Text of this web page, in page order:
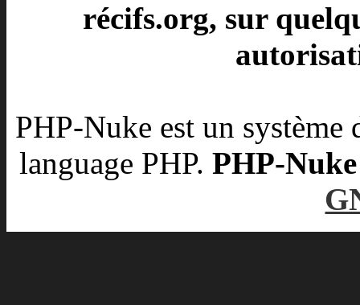
récifs.org, sur
PHP-Nuke est un
language PHP. PHP-